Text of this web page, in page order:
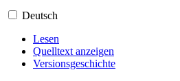
Deutsch
Lesen
Quelltext anzeigen
Versionsgeschichte